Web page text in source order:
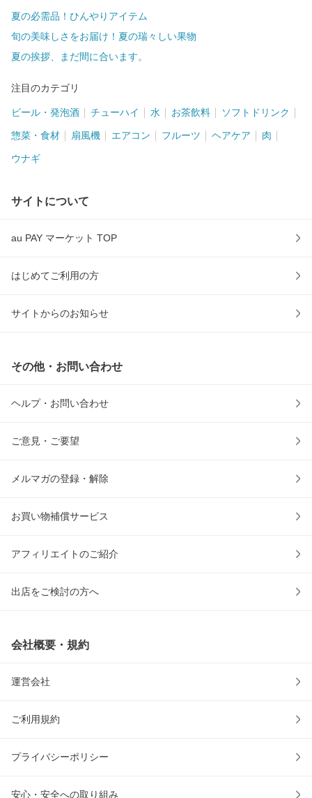
夏の必需品！ひんやりアイテム
旬の美味しさをお届け！夏の瑞々しい果物
夏の挨拶、まだ間に合います。
注目のカテゴリ
ビール・発泡酒 チューハイ 水 お茶飲料 ソフトドリンク
惣菜・食材 扇風機 エアコン フルーツ ヘアケア 肉
ウナギ
サイトについて
au PAY マーケット TOP
はじめてご利用の方
サイトからのお知らせ
その他・お問い合わせ
ヘルプ・お問い合わせ
ご意見・ご要望
メルマガの登録・解除
お買い物補償サービス
アフィリエイトのご紹介
出店をご検討の方へ
会社概要・規約
運営会社
ご利用規約
プライバシーポリシー
安心・安全への取り組み